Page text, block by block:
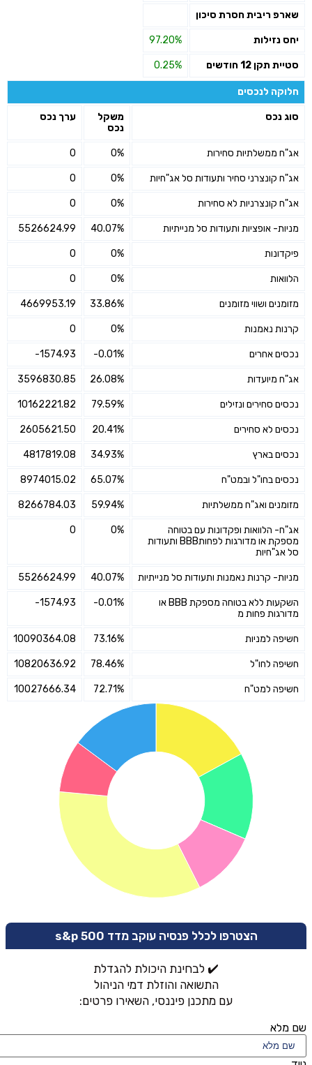
שארפ ריבית חסרת סיכון
יחס נזילות 97.20%
סטיית תקן 12 חודשים 0.25%
חלוקה לנכסים
סוג נכס
משקל
נכס
ערך נכס
אג"ח ממשלתיות סחירות 0%
0
אג"ח קונצרני סחיר ותעודות סל אג"חיות 0%
0
אג"ח קונצרניות לא סחירות 0%
0
מניות- אופציות ותעודות סל מנייתיות 40.07%
5526624.99
פיקדונות 0%
0
הלוואות 0%
0
מזומנים ושווי מזומנים 33.86%
4669953.19
קרנות נאמנות 0%
0
נכסים אחרים -0.01%
-1574.93
אג"ח מיועדות 26.08%
3596830.85
נכסים סחירים ונזילים 79.59%
10162221.82
נכסים לא סחירים 20.41%
2605621.50
נכסים בארץ 34.93%
4817819.08
נכסים בחו"ל ובמט"ח 65.07%
8974015.02
מזומנים ואג"ח ממשלתיות 59.94%
8266784.03
אג"ח- הלוואות ופקדונות עם בטוחה
מספקת או מדורגות לפחותBBB ותעודות
סל אג"חיות
0%
0
מניות- קרנות נאמנות ותעודות סל מנייתיות 40.07%
5526624.99
השקעות ללא בטוחה מספקת BBB או
מדורגות פחות מ
-0.01%
-1574.93
חשיפה למניות 73.16%
10090364.08
חשיפה לחו"ל 78.46%
10820636.92
חשיפה למט"ח 72.71%
10027666.34
הצטרפו לכלל פנסיה עוקב מדד s&p 500
✔️ לבחינת היכולת להגדלת
התשואה והוזלת דמי הניהול
עם מתכנן פיננסי, השאירו פרטים:
שם מלא